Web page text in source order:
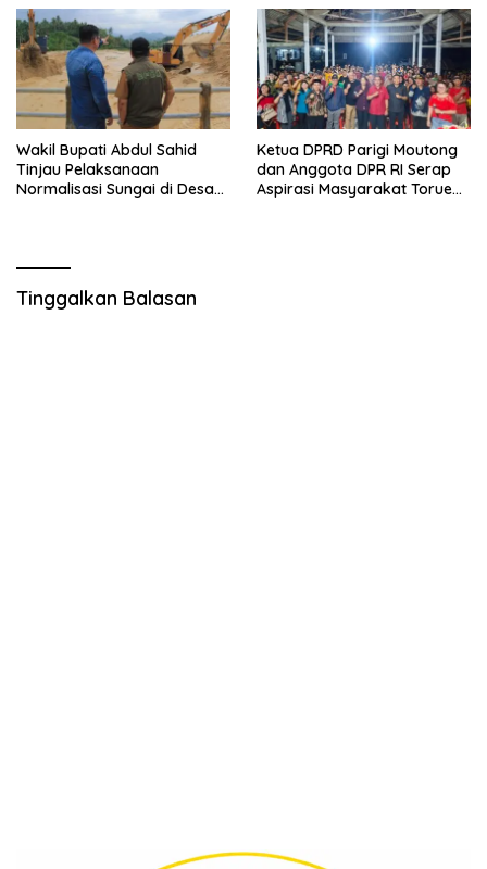
Wakil Bupati Abdul Sahid
Tinjau Pelaksanaan
Normalisasi Sungai di Desa
Ketua DPRD Parigi Moutong
dan Anggota DPR RI Serap
Aspirasi Masyarakat Torue
Tinggalkan Balasan